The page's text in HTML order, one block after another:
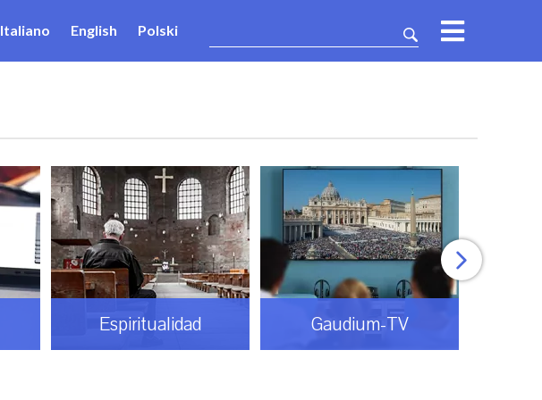
Italiano English Polski
Espiritualidad Gaudium-TV